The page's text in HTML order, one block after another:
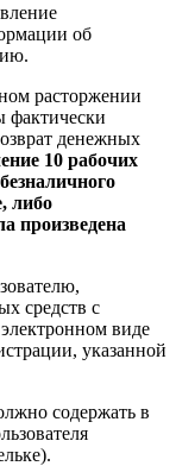
об
расторжении
фактически
денежных
10 рабочих
либо
произведена
средств с
виде
указанной
содержать в